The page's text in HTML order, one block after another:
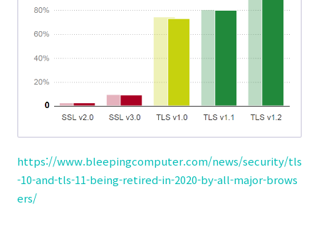
https://www.bleepingcomputer.com/news/security/tls
-10-and-tls-11-being-retired-in-2020-by-all-major-brows
ers/